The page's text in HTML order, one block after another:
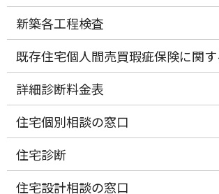
新築各工程検査
既存住宅個人間売買瑕疵保険に関
詳細診断料金表
住宅個別相談の窓口
住宅診断
住宅設計相談の窓口